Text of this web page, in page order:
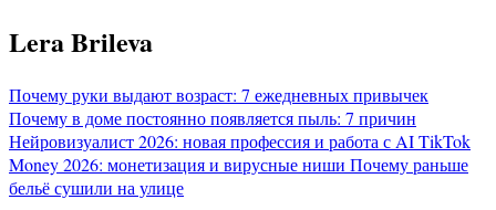
Перейти
к
Lera Brileva
Почему руки выдают возраст: 7 ежедневных привычек
Почему в доме постоянно появляется пыль: 7 причин
Нейровизуалист 2026: новая профессия и работа с AITikTok
Money 2026: монетизация и вирусные ниши Почему раньше
бельё сушили на улице